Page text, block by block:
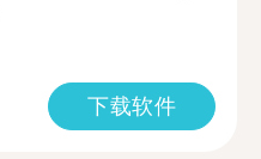
下载软件